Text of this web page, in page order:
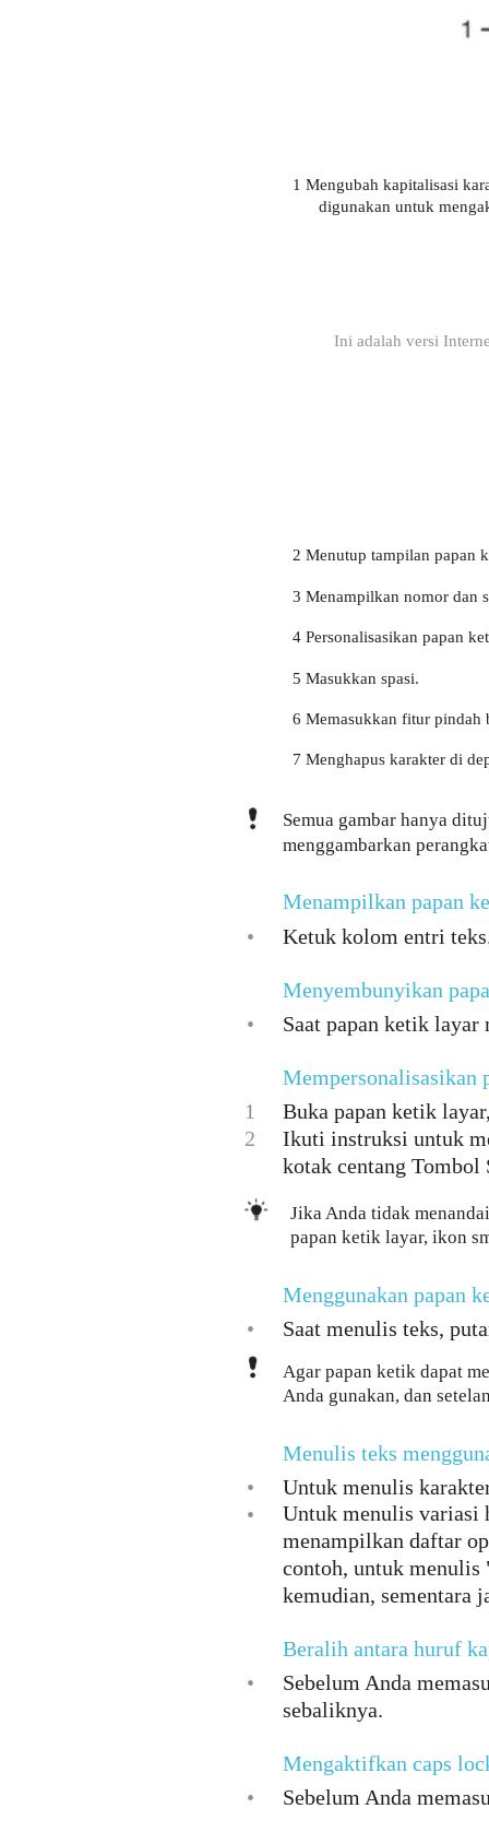
1 Mengubah kapitalisasi
digunakan untuk
Ini adalah versi
2 Menutup tampilan papan
3 Menampilkan nomor dan
4 Personalisasikan papan
5 Masukkan spasi.
6 Memasukkan fitur pindah
7 Menghapus karakter di
Semua gambar hanya
menggambarkan
Menampilkan papan
•
Ketuk kolom entri
Menyembunyikan
•
Saat papan ketik layar
Mempersonalisasikan
1
Buka papan ketik
2
Ikuti instruksi untuk
kotak centang Tombol
Jika Anda tidak
papan ketik layar, ikon
Menggunakan papan
•
Saat menulis teks,
Agar papan ketik dapat
Anda gunakan, dan
Menulis teks
•
Untuk menulis
•
Untuk menulis variasi
menampilkan daftar
contoh, untuk menulis
kemudian, sementara
Beralih antara huruf
•
Sebelum Anda
sebaliknya.
Mengaktifkan caps
•
Sebelum Anda